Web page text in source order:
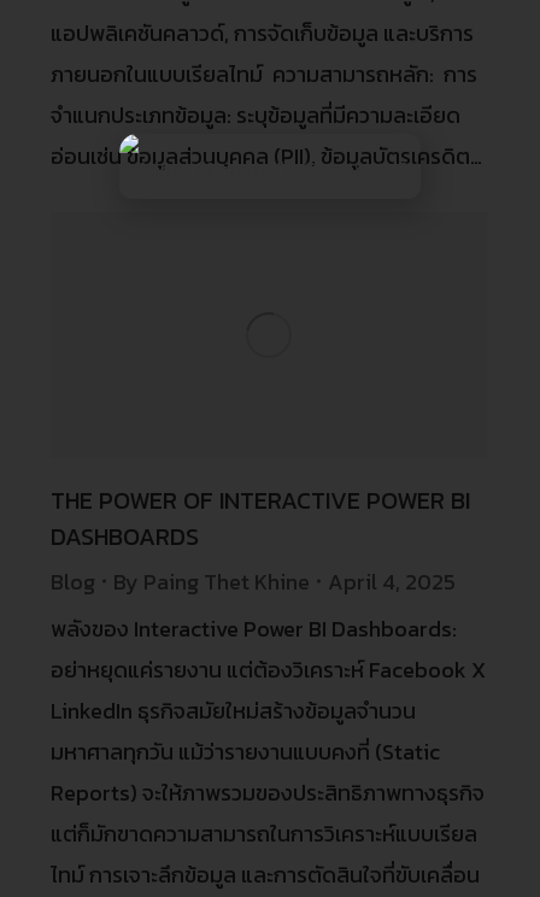
แอปพลิเคชันคลาวด์, การจัดเก็บข้อมูล และบริการ
ภายนอกในแบบเรียลไทม์ ความสามารถหลัก: การ
จำแนกประเภทข้อมูล: ระบุข้อมูลที่มีความละเอียด
อ่อนเช่น ข้อมูลส่วนบุคคล (PII), ข้อมูลบัตรเครดิต…
THE POWER OF INTERACTIVE POWER BI
DASHBOARDS
Blog By Paing Thet Khine
April 4, 2025
พลังของ Interactive Power BI Dashboards:
อย่าหยุดแค่รายงาน แต่ต้องวิเคราะห์ Facebook X
LinkedIn ธุรกิจสมัยใหม่สร้างข้อมูลจำนวน
มหาศาลทุกวัน แม้ว่ารายงานแบบคงที่ (Static
Reports) จะให้ภาพรวมของประสิทธิภาพทางธุรกิจ
แต่ก็มักขาดความสามารถในการวิเคราะห์แบบเรียล
ไทม์ การเจาะลึกข้อมูล และการตัดสินใจที่ขับเคลื่อน